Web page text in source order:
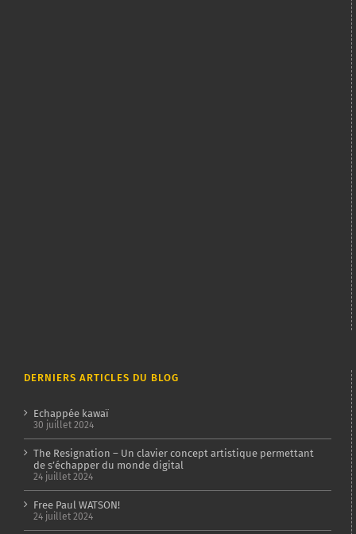
DERNIERS ARTICLES DU BLOG
Echappée kawaï
30 juillet 2024
The Resignation – Un clavier concept artistique permettant
de s’échapper du monde digital
24 juillet 2024
Free Paul WATSON!
24 juillet 2024